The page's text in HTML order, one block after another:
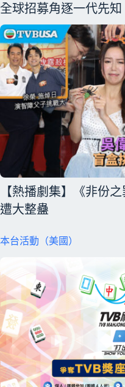
全球招募角逐一代先知
【熱播劇集】《非份
遭大整蠱
本台活動（美國）